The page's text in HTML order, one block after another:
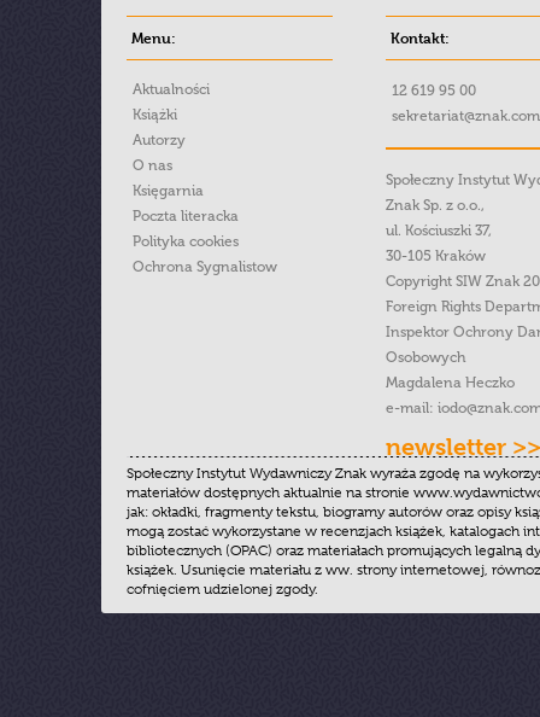
Menu:
Aktualności
Książki
Autorzy
O nas
Księgarnia
Poczta literacka
Polityka cookies
Ochrona Sygnalistow
Kontakt:
12 619 95 00
Społeczny Instytut
Znak Sp. z o.o.,
ul. Kościuszki 37,
30-105 Kraków
Copyright SIW Znak
Foreign Rights
Inspektor Ochrony
Osobowych
Magdalena Heczko
e-mail:
newsletter >>
Społeczny Instytut Wydawniczy Znak wyraża zgodę na
materiałów dostępnych aktualnie na stronie
jak: okładki, fragmenty tekstu, biogramy autorów oraz opisy
mogą zostać wykorzystane w recenzjach książek, katalogach
bibliotecznych (OPAC) oraz materiałach promujących legalną
książek. Usunięcie materiału z ww. strony internetowej,
cofnięciem udzielonej zgody.